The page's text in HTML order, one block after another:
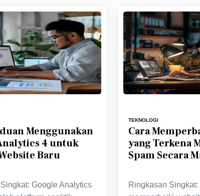
Menggunakan
4 untuk
Baru
Google Analytics
TEKNOLOGI
Cara
yang Terkena
Spam Secara
Ringkasan Singkat: